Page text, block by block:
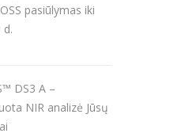
pasiūlymas iki
d.
DS3 A –
NIR analizė Jūsų